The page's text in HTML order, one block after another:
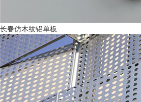
长春仿木纹铝单板